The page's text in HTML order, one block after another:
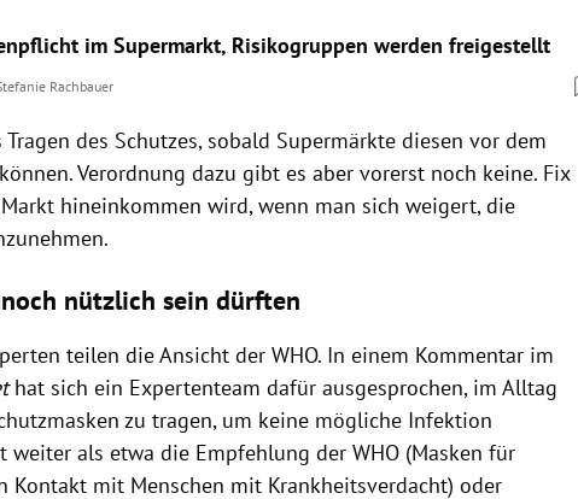
im Supermarkt, Risikogruppen werden freigestellt
Rachbauer
des Schutzes, sobald Supermärkte diesen vor dem
Verordnung dazu gibt es aber vorerst noch keine. Fix
hineinkommen wird, wenn man sich weigert, die
nützlich sein dürften
teilen die Ansicht derWHO. In einem Kommentar im
hat sich ein Expertenteam dafür ausgesprochen, im Alltag
zu tragen, um keine mögliche Infektion
weiter als etwa die Empfehlung derWHO (Masken für
Kontakt mit Menschen mit Krankheitsverdacht) oder